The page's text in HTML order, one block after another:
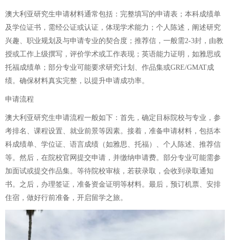
澳大利亚研究生申请材料通常包括：完整填写的申请表；本科成绩单
及学位证书，需经公证或认证，体现学术能力；个人陈述，阐述研究
兴趣、职业规划及与申请专业的契合度；推荐信，一般需2-3封，由教
授或工作上级撰写，评价学术或工作表现；英语能力证明，如雅思或
托福成绩单；部分专业可能要求研究计划、作品集或GRE/GMAT成
绩。确保材料真实完整，以提升申请成功率。
申请流程
澳大利亚研究生申请流程一般如下：首先，确定目标院校与专业，参
考排名、课程设置、就业前景等因素。接着，准备申请材料，包括本
科成绩单、学位证、语言成绩（如雅思、托福）、个人陈述、推荐信
等。然后，在院校官网提交申请，并缴纳申请费。部分专业可能需参
加面试或提交作品集。等待院校审核，若获录取，会收到录取通知
书。之后，办理签证，准备资金证明等材料。最后，预订机票、安排
住宿，做好行前准备，开启留学之旅。